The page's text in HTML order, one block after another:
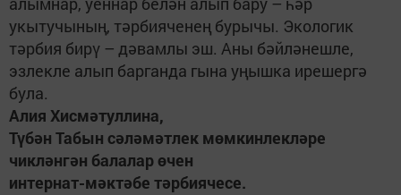
укытучының, тәрбияченең бурычы. Экологик
тәрбия бирү – дәвамлы эш. Аны бәйләнешле,
эзлекле алып барганда гына уңышка ирешергә
була.
Алия Хисмәтуллина,
Түбән Табын сәләмәтлек мөмкинлекләре
чикләнгән балалар өчен
интернат-мәктәбе тәрбиячесе.